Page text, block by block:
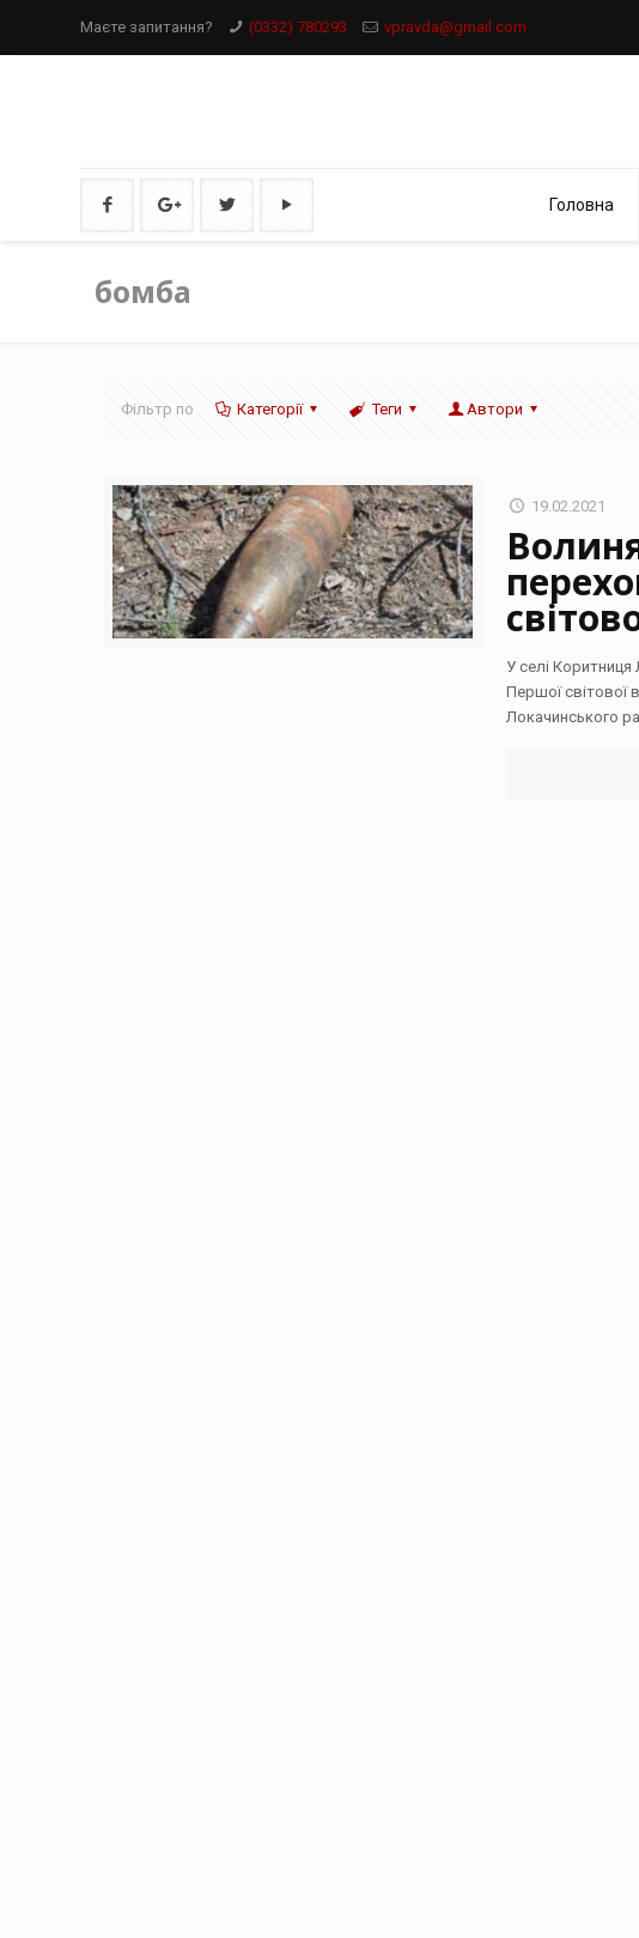
Маєте запитання? (0332) 780293 vpravda@gmail.com
Головна
бомба
Фільтр по Категорії Теги Автори
19.02.2021
У селі
Першої світової
Локачинського